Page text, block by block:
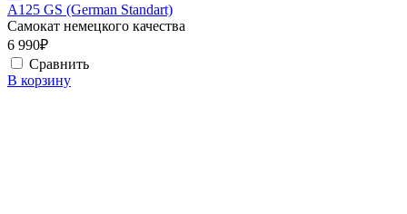
A125 GS (German Standart)
Самокат немецкого качества
6 990₽
Сравнить
В корзину